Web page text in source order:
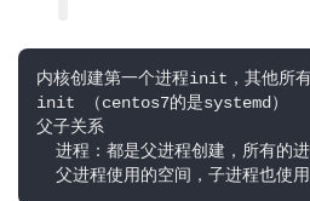
内核创建第一个进程init，其他
init （centos7的是systemd）
父子关系
进程：都是父进程创建，所有的
父进程使用的空间，子进程也使